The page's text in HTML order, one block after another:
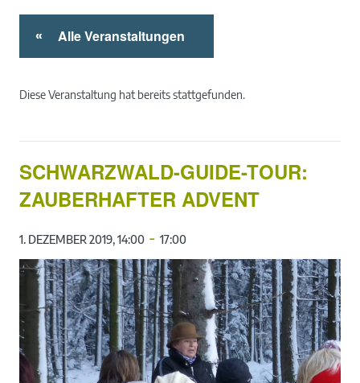
« Alle Veranstaltungen
Diese Veranstaltung hat bereits stattgefunden.
SCHWARZWALD-GUIDE-TOUR:
ZAUBERHAFTER ADVENT
1. DEZEMBER 2019, 14:00 - 17:00